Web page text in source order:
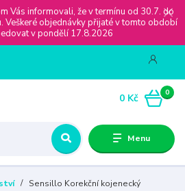
Vás informovali, že v termínu od 30.7. do
Veškeré objednávky přijaté v tomto období
v pondělí 17.8.2026
Menu
0
0 Kč
Sensillo Korekční kojenecký